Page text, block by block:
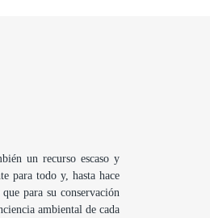
un recurso escaso y
para todo y, hasta hace
para su conservación
ambiental de cada